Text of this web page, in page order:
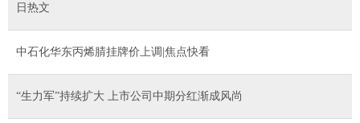
日热文
中石化华东丙烯腈挂牌价上调|焦点快看
“生力军”持续扩大 上市公司中期分红渐成风尚